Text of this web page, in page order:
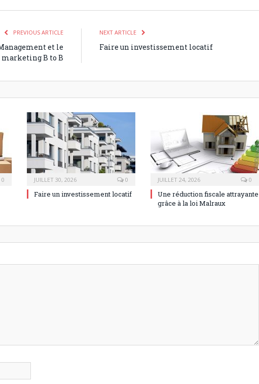
PREVIOUS ARTICLE
et le
marketing B to B
NEXT ARTICLE
Faire un investissement locatif
0 JUILLET 30, 2026 0
Faire un investissement locatif
JUILLET 24, 2026 0
Une réduction fiscale attrayante
grâce à la loi Malraux